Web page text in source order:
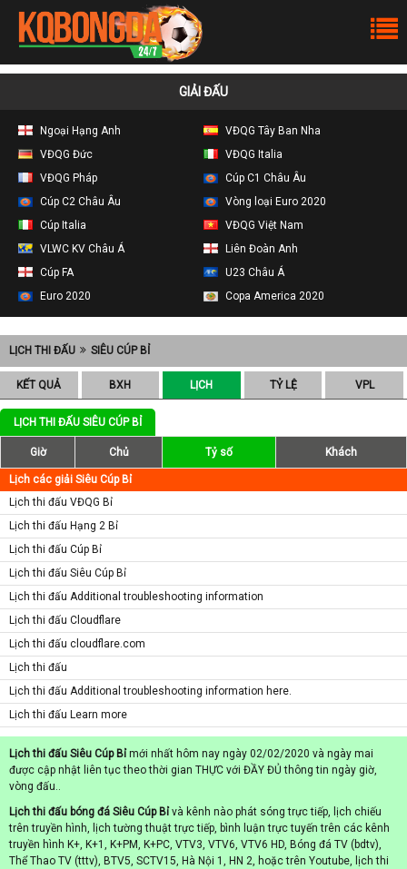
GIẢI ĐẤU
Ngoại Hạng Anh
VĐQG Tây Ban Nha
VĐQG Đức
VĐQG Italia
VĐQG Pháp
Cúp C1 Châu Âu
Cúp C2 Châu Âu
Vòng loại Euro 2020
Cúp Italia
VĐQG Việt Nam
VLWC KV Châu Á
Liên Đoàn Anh
Cúp FA
U23 Châu Á
Euro 2020
Copa America 2020
LỊCH THI ĐẤU SIÊU CÚP BỈ
KẾT QUẢ BXH LỊCH TỶ LỆ VPL
LỊCH THI ĐẤU SIÊU CÚP BỈ
Giờ Chủ Tỷ số Khách
Lịch các giải Siêu Cúp Bỉ
Lịch thi đấu VĐQG Bỉ
Lịch thi đấu Hạng 2 Bỉ
Lịch thi đấu Cúp Bỉ
Lịch thi đấu Siêu Cúp Bỉ
Lịch thi đấu Additional troubleshooting information
Lịch thi đấu Cloudflare
Lịch thi đấu cloudflare.com
Lịch thi đấu
Lịch thi đấu Additional troubleshooting information here.
Lịch thi đấu Learn more
Lịch thi đấu Siêu Cúp Bỉmới nhất hôm nay ngày 02/02/2020 và ngày mai
được cập nhật liên tục theo thời gian THỰC với ĐẦY ĐỦ thông tin ngày giờ,
vòng đấu..
Lịch thi đấu bóng đá Siêu Cúp Bỉvà kênh nào phát sóng trực tiếp, lịch chiếu
trên truyền hình, lịch tường thuật trực tiếp, bình luận trực tuyến trên các kênh
truyền hình K+, K+1, K+PM, K+PC, VTV3, VTV6, VTV6 HD, Bóng đá TV (bdtv),
Thể Thao TV (tttv), BTV5, SCTV15, Hà Nội 1, HN 2, hoặc trên Youtube, lịch thi